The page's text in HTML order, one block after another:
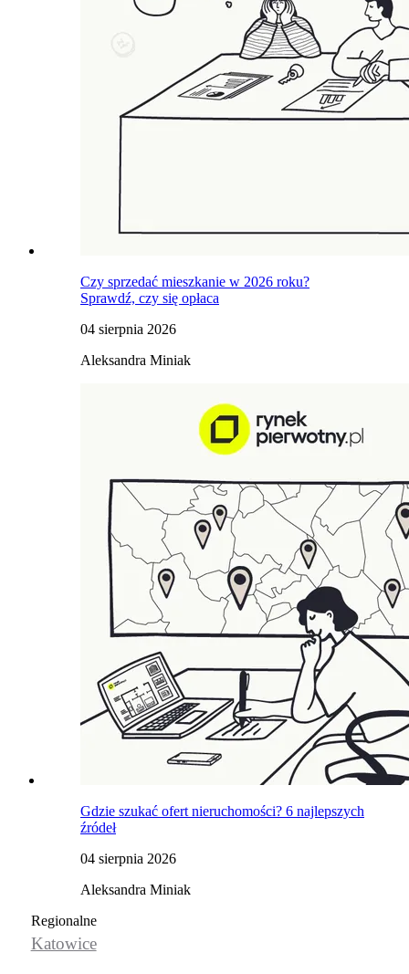
Czy sprzedać mieszkanie w 2026 roku?
Sprawdź, czy się opłaca
04 sierpnia 2026
Aleksandra Miniak
Gdzie szukać ofert nieruchomości? 6 najlepszych
źródeł
04 sierpnia 2026
Aleksandra Miniak
Regionalne
Katowice